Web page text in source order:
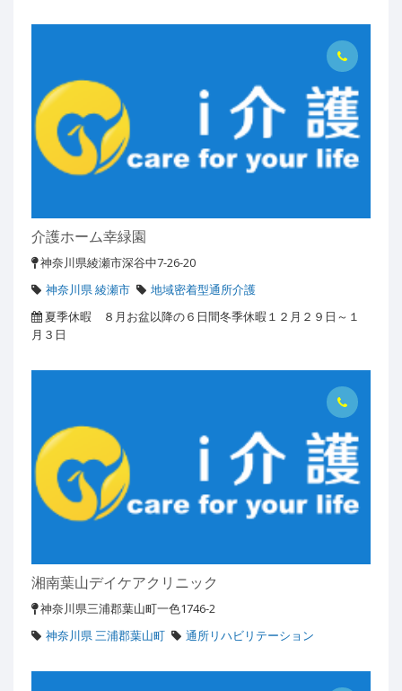
介護ホーム幸緑園
神奈川県綾瀬市深谷中7-26-20
神奈川県 綾瀬市
地域密着型通所介護
夏季休暇 ８月お盆以降の６日間冬季休暇１２月２９日～１
月３日
湘南葉山デイケアクリニック
神奈川県三浦郡葉山町一色1746-2
神奈川県 三浦郡葉山町
通所リハビリテーション